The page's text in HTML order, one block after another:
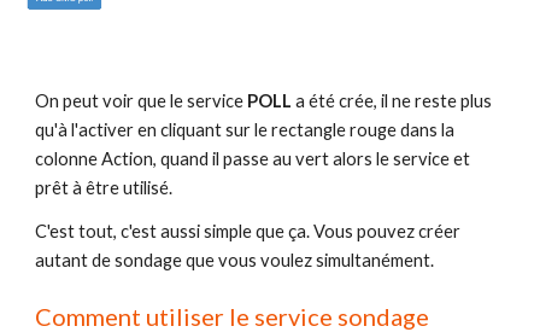
On peut voir que le service POLL a été crée, il ne reste plus
qu'à l'activer en cliquant sur le rectangle rouge dans la
colonne Action, quand il passe au vert alors le service et
prêt à être utilisé.
C'est tout, c'est aussi simple que ça. Vous pouvez créer
autant de sondage que vous voulez simultanément.
Comment utiliser le service sondage